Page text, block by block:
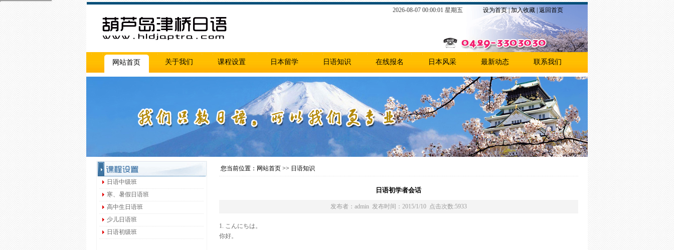
2026-08-07 00:00:02 星期五 设为首页|加入收藏| 返回首页
网站首页 关于我们 课程设置 日本留学 日语知识 在线报名 日本风采 最新动态 联系我们
日语中级班
寒、暑假日语班
高中生日语班
少儿日语班
日语初级班
您当前位置：网站首页 >> 日语知识
日语初学者会话
发布者：admin 发布时间：2015/1/10 点击次数:5933
1. こんにちは。
你好。